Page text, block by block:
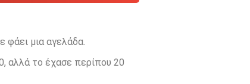
φάει μια αγελάδα.
αλλά το έχασε περίπου 20